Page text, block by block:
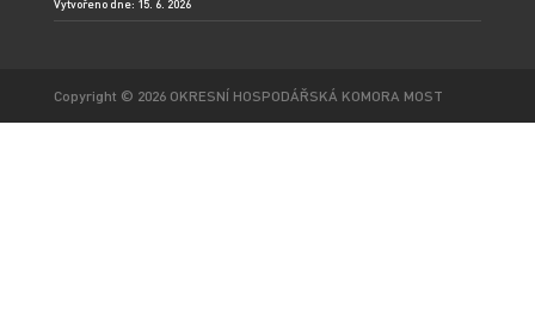
Vytvořeno dne: 15. 6. 2026
Copyright © 2026 OKRESNÍ HOSPODÁŘSKÁ KOMORA MOST